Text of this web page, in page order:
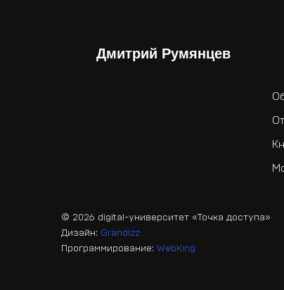
Дмитрий Румянцев
© 2026 digital-университет «Точка доступа»
Дизайн: Grandizz
Программирование: WebKing